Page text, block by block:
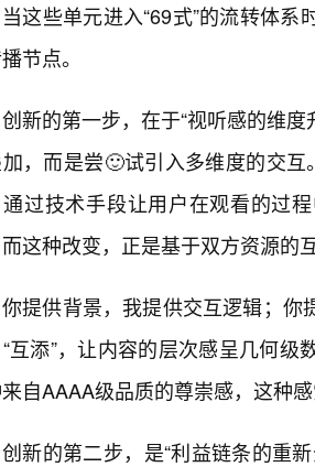
当这些单元进入“69式”的流转体
节点。
创新的第一步，在于“视听感的维
，而是尝🙂试引入多维度的交
过技术手段让用户在观看的过
这种改变，正是基于双方资源的
你提供背景，我提供交互逻辑；你
互添”，让内容的层次感呈几何
自AAAA级品质的尊崇感，这种
创新的第二步，是“利益链条的重